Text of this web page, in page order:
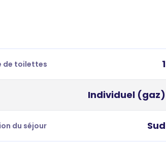
de toilettes 1
Individuel (gaz)
du séjour Sud